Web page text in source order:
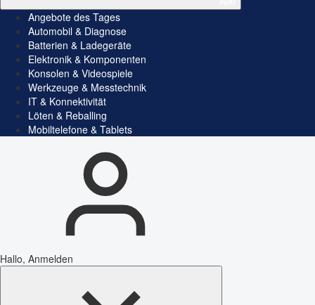
Angebote des Tages
Automobil & Diagnose
Batterien & Ladegeräte
Elektronik & Komponenten
Konsolen & Videospiele
Werkzeuge & Messtechnik
IT & Konnektivität
Löten & Reballing
Mobiltelefone & Tablets
Hallo, Anmelden